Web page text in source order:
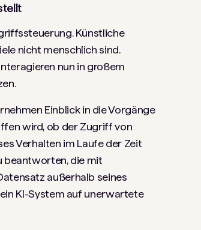
Künstliche
nicht menschlich sind.
nun in großem
Einblick in die Vorgänge
wird, ob der Zugriff von
Verhalten im Laufe der Zeit
beantworten, die mit
außerhalb seines
KI-System auf unerwartete